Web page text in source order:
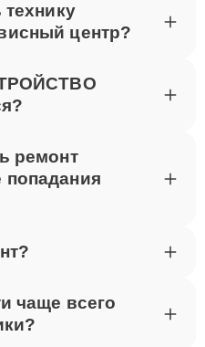
центр?
ремонт
чаще всего